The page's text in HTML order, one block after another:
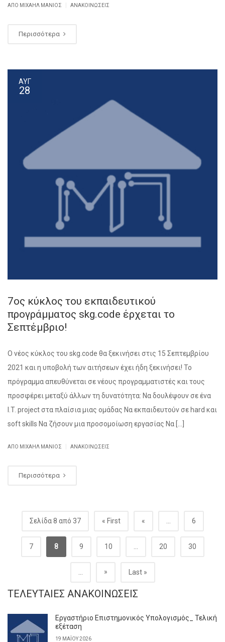
ΑΠΌ ΜΙΧΑΉΛ ΜΑΝΙΌΣ ΑΝΑΚΟΙΝΏΣΕΙΣ
Περισσότερα
ΑΥΓ
28
7ος κύκλος του εκπαιδευτικού
προγράμματος skg.code έρχεται το
Σεπτέμβριο!
O νέος κύκλος του skg.code θα ξεκινήσει στις 15 Σεπτεμβρίου
2021 και η υποβολή των αιτήσεων έχει ήδη ξεκινήσει! Το
πρόγραμμα απευθύνεται σε νέους προγραμματιστές και τους
προσφέρει μεταξύ άλλων τη δυνατότητα: Να δουλέψουν σε ένα
I.T. project στα πλαίσια μιας ομάδας Να εκπαιδευτούν σε hard και
soft skills Να ζήσουν μια προσομοίωση εργασίας Να […]
ΑΠΌ ΜΙΧΑΉΛ ΜΑΝΙΌΣ ΑΝΑΚΟΙΝΏΣΕΙΣ
Περισσότερα
Σελίδα 8 από 37 « First « 6
7 8 9 10 20 30
» Last »
ΤΕΛΕΥΤΑΊΕΣ ΑΝΑΚΟΙΝΏΣΕΙΣ
Εργαστήριο Επιστημονικός Υπολογισμός_ Τελική
εξέταση
19 ΜΑΪ́ΟΥ 2026